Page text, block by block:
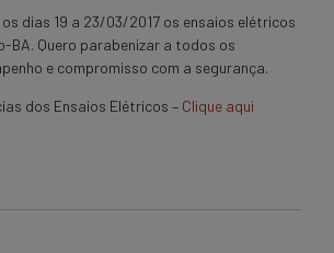
dias 19 a 23/03/2017 os ensaios elétricos
BA. Quero parabenizar a todos os
e compromisso com a segurança.
dos Ensaios Elétricos – Clique aqui